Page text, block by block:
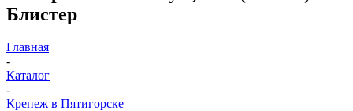
Блистер
Главная
-
Каталог
-
Крепеж в Пятигорске